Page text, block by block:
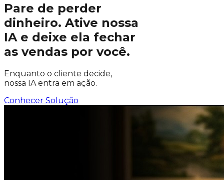
Pare de perder
dinheiro. Ative nossa
IA e deixe ela fechar
as vendas por você.
Enquanto o cliente decide,
nossa IA entra em ação.
Conhecer Solução